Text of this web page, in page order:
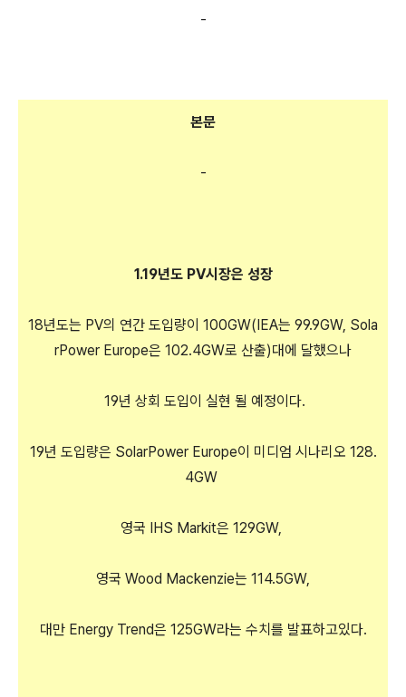
-
본문
-
1.19년도 PV시장은 성장
18년도는 PV의 연간 도입량이 100GW(IEA는 99.9GW, Sola
rPower Europe은 102.4GW로 산출)대에 달했으나
19년 상회 도입이 실현 될 예정이다.
19년 도입량은 SolarPower Europe이 미디엄 시나리오 128.
4GW
영국 IHS Markit은 129GW,
영국 Wood Mackenzie는 114.5GW,
대만 Energy Trend은 125GW라는 수치를 발표하고있다.